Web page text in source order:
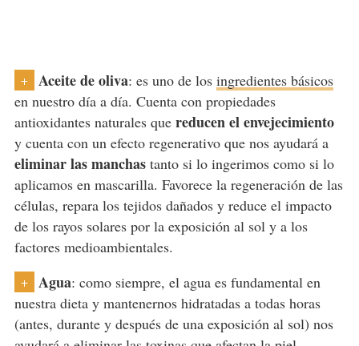
+ Aceite de oliva: es uno de los ingredientes básicos
en nuestro día a día. Cuenta con propiedades
antioxidantes naturales que reducen el envejecimiento
y cuenta con un efecto regenerativo que nos ayudará a
eliminar las manchastanto si lo ingerimos como si lo
aplicamos en mascarilla. Favorece la regeneración de las
células, repara los tejidos dañados y reduce el impacto
de los rayos solares por la exposición al sol y a los
factores medioambientales.
+ Agua: como siempre, el agua es fundamental en
nuestra dieta y mantenernos hidratadas a todas horas
(antes, durante y después de una exposición al sol) nos